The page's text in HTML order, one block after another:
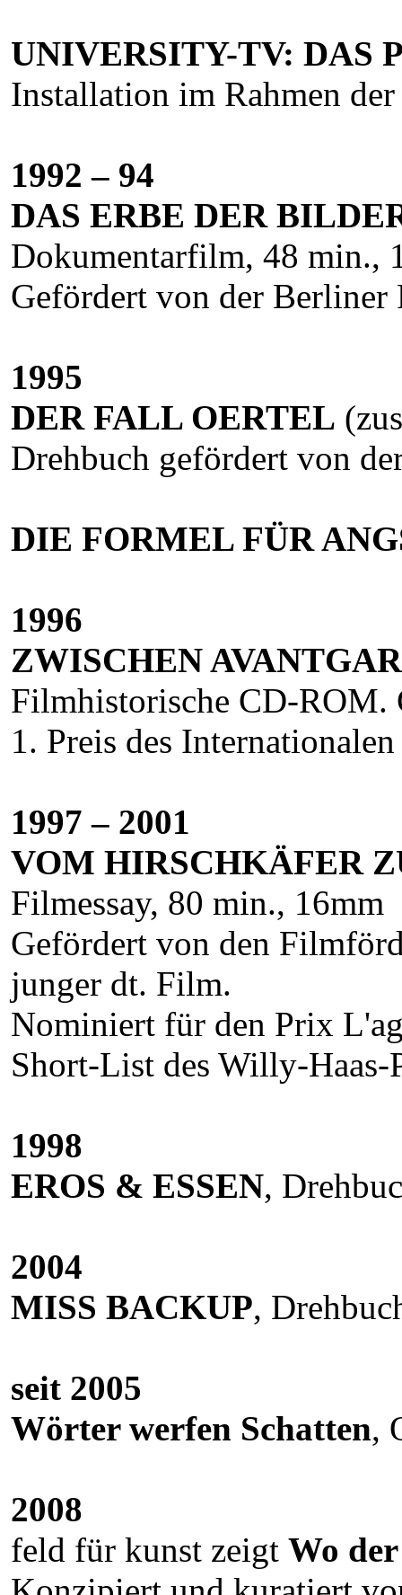
UNIVERSITY-TV: DAS
Installation im Rahmen
1992 – 94
DAS ERBE DER
Dokumentarfilm, 48 min.,
Gefördert von der
1995
DER FALL OERTEL
Drehbuch gefördert von
DIE FORMEL FÜR
1996
ZWISCHEN
Filmhistorische CD-ROM.
1. Preis des
1997 – 2001
VOM HIRSCHKÄFER
Filmessay, 80 min., 16mm
Gefördert von den
junger dt. Film.
Nominiert für den Prix
Short-List des Willy-
1998
EROS & ESSEN,
2004
MISS BACKUP,
seit 2005
Wörter werfen Schatten,
2008
feld für kunst zeigt Wo